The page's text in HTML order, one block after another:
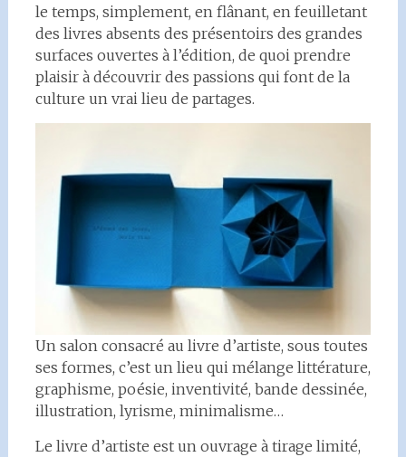
le temps, simplement, en flânant, en feuilletant
des livres absents des présentoirs des grandes
surfaces ouvertes à l’édition, de quoi prendre
plaisir à découvrir des passions qui font de la
culture un vrai lieu de partages.
Un salon consacré au livre d’artiste, sous toutes
ses formes, c’est un lieu qui mélange littérature,
graphisme, poésie, inventivité, bande dessinée,
illustration, lyrisme, minimalisme…
Le livre d’artiste est un ouvrage à tirage limité,